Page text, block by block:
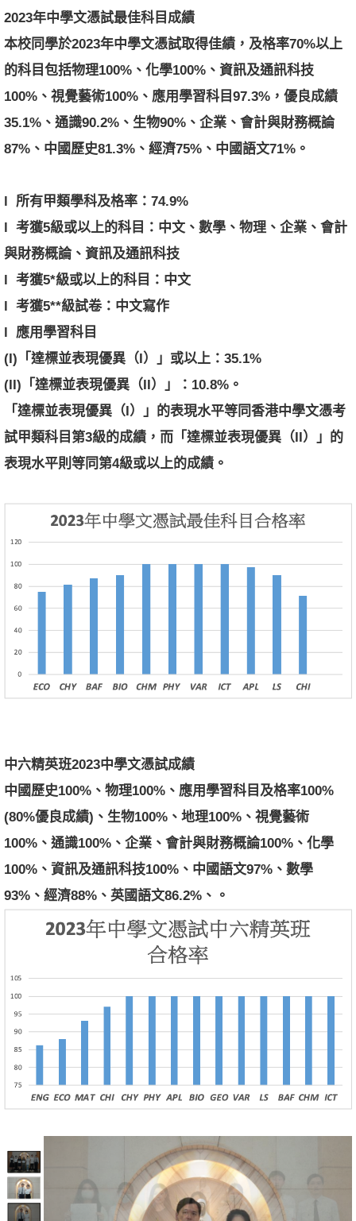
2023年中學文憑試最佳科目成績
本校同學於2023年中學文憑試取得佳績，及格率70%以上
的科目包括物理100% 、化學100% 、資訊及通訊科技
100% 、 視覺藝術100% 、應用學習科目 97.3% ，優良成績
35.1% 、通識90.2% 、生物90% 、企業、會計與財務概論
87% 、中國歷史81.3% 、經濟75% 、中國語文71% 。
l 所有甲類學科及格率： 74.9%
l 考獲5級或以上的科目：中文、數學、物理、企業、會計
與財務概論、 資訊及通訊科技
l 考獲5*級或以上的科目：中文
l 考獲5**級試卷：中文寫作
l 應用學習科目
(I) 「達標並表現優異（I）」或以上： 35.1%
(II) 「達標並表現優異（II）」： 10.8% 。
「達標並表現優異（I）」的表現水平等同香港中學文憑考
試甲類科目第3級的成績，而「達標並表現優異（II）」的
表現水平則等同第4級或以上的成績。
中六精英班2023中學文憑試成績
中國歷史100% 、物理100% 、應用學習科目及格率100%
(80%優良成績) 、生物100% 、地理100% 、視覺藝術
100% 、通識100% 、企業、會計與財務概論100% 、化學
100% 、資訊及通訊科技100% 、中國語文97% 、數學
93% 、經濟88% 、英國語文86.2% 、。